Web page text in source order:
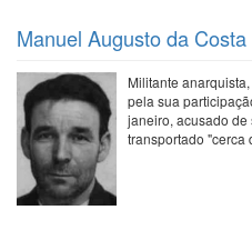
Manuel Augusto da Costa
Militante
pela sua
janeiro, acusado de
transportado "cerca
Paginação